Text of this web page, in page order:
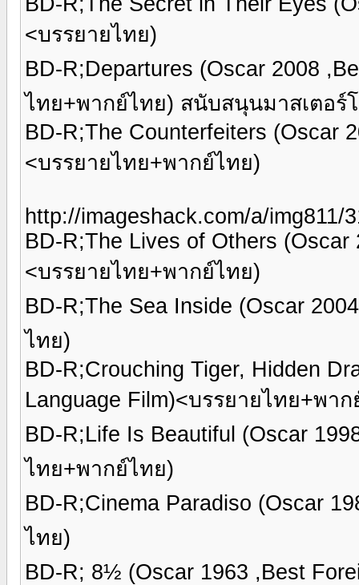
<บรรยายไทย)
BD-R;Departures (Oscar 2008
ไทย+พากย์ไทย) สนับสนุนมาสเตอ
BD-R;The Counterfeiters (Oscar
<บรรยายไทย+พากย์ไทย)
http://imageshack.com/a/img811/
BD-R;The Lives of Others
<บรรยายไทย+พากย์ไทย)
BD-R;The Sea Inside (Oscar
ไทย)
BD-R;Crouching Tiger, Hidden
Language Film)<บรรยายไทย+พา
BD-R;Life Is Beautiful (Oscar
ไทย+พากย์ไทย)
BD-R;Cinema Paradiso (Oscar
ไทย)
BD-R; 8½ (Oscar 1963 ,Best